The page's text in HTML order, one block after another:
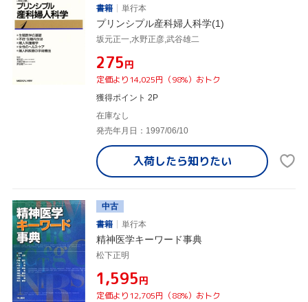
書籍
単行本
プリンシプル産科婦人科学(1)
坂元正一,水野正彦,武谷雄二
¥275円
定価より14,025円（98%）おトク
獲得ポイント 2P
在庫なし
発売年月日：1997/06/10
入荷したら知りたい
中古
書籍
単行本
精神医学キーワード事典
松下正明
¥1,595円
定価より12,705円（88%）おトク